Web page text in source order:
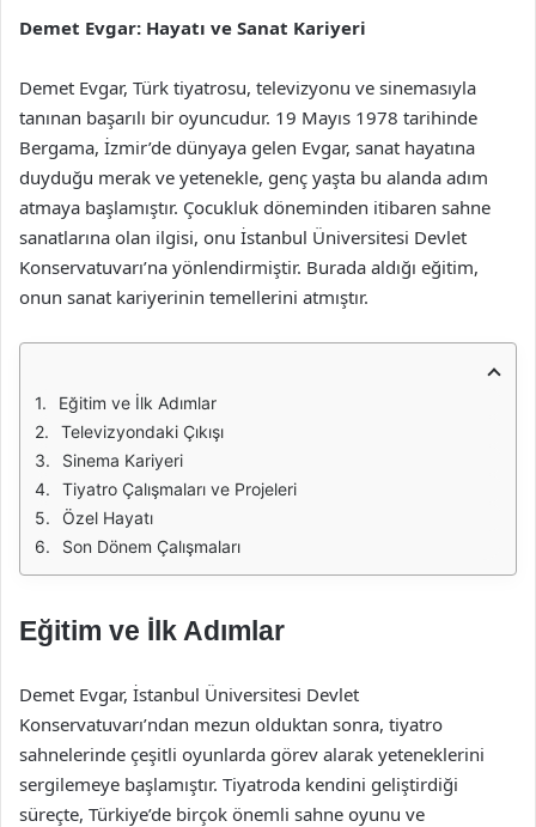
Demet Evgar: Hayatı ve Sanat Kariyeri
Demet Evgar, Türk tiyatrosu, televizyonu ve sinemasıyla
tanınan başarılı bir oyuncudur. 19 Mayıs 1978 tarihinde
Bergama, İzmir’de dünyaya gelen Evgar, sanat hayatına
duyduğu merak ve yetenekle, genç yaşta bu alanda adım
atmaya başlamıştır. Çocukluk döneminden itibaren sahne
sanatlarına olan ilgisi, onu İstanbul Üniversitesi Devlet
Konservatuvarı’na yönlendirmiştir. Burada aldığı eğitim,
onun sanat kariyerinin temellerini atmıştır.
Eğitim ve İlk Adımlar
Televizyondaki Çıkışı
Sinema Kariyeri
Tiyatro Çalışmaları ve Projeleri
Özel Hayatı
Son Dönem Çalışmaları
Eğitim ve İlk Adımlar
Demet Evgar, İstanbul Üniversitesi Devlet
Konservatuvarı’ndan mezun olduktan sonra, tiyatro
sahnelerinde çeşitli oyunlarda görev alarak yeteneklerini
sergilemeye başlamıştır. Tiyatroda kendini geliştirdiği
süreçte, Türkiye’de birçok önemli sahne oyunu ve